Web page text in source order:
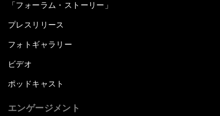
「フォーラム・ストーリー」
プレスリリース
フォトギャラリー
ビデオ
ポッドキャスト
エンゲージメント